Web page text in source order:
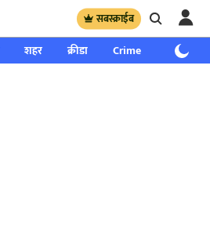
सबस्क्राईब
शहर क्रीडा Crime साप्ताहिक